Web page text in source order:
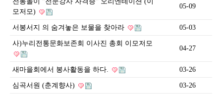
모저모)
05-09
서봉서지 의 숨겨놓은 보물을 찾아라 05-03
사)누리전통문화보존회 이사진 총회 이모저모
04-27
새마을회에서 봉사활동을 하다. 03-26
심곡서원 (춘계향사) 03-26